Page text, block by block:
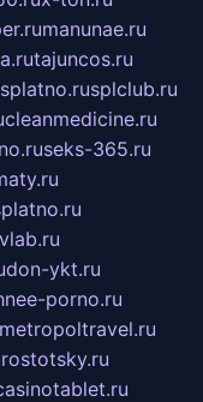
manunae.ru
tajuncos.ru
splclub.ru
cleanmedicine.ru
seks-365.ru
don-ykt.ru
porno.ru
metropoltravel.ru
rostotsky.ru